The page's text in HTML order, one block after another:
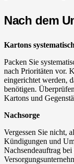
Nach dem
Kartons
Packen Sie
nach Prioritäten vor.
eingerichtet werden,
benötigen.
Kartons und
Nachsorge
Vergessen Sie nicht,
Kündigungen und
Nachsendeauftrag